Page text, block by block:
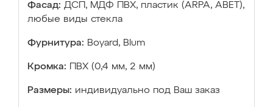
Фасад: ДСП, МДФ ПВХ, пластик (ARPA, ABET),
любые виды стекла
Фурнитура: Boyard, Blum
Кромка: ПВХ (0,4 мм, 2 мм)
Размеры: индивидуально под Ваш заказ